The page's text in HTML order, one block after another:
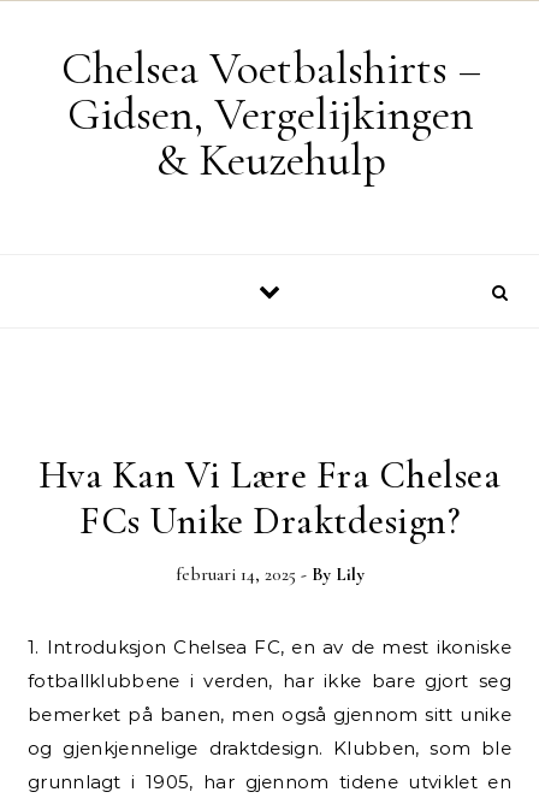
Chelsea Voetbalshirts –
Gidsen, Vergelijkingen
& Keuzehulp
Hva Kan Vi Lære Fra Chelsea
FCs Unike Draktdesign?
februari 14, 2025 - By Lily
1. Introduksjon Chelsea FC, en av de mest ikoniske
fotballklubbene i verden, har ikke bare gjort seg
bemerket på banen, men også gjennom sitt unike
og gjenkjennelige draktdesign. Klubben, som ble
grunnlagt i 1905, har gjennom tidene utviklet en